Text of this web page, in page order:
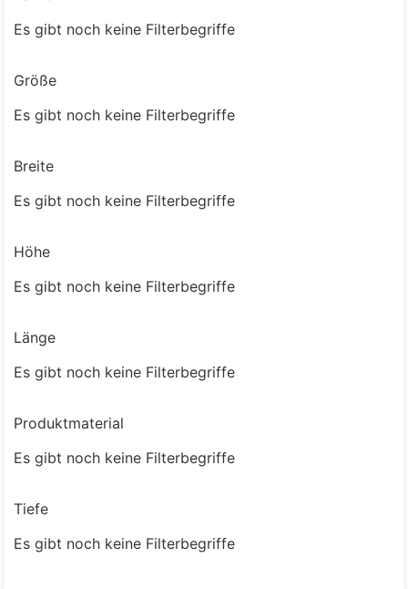
Es gibt noch keine Filterbegriffe
Größe
Es gibt noch keine Filterbegriffe
Breite
Es gibt noch keine Filterbegriffe
Höhe
Es gibt noch keine Filterbegriffe
Länge
Es gibt noch keine Filterbegriffe
Produktmaterial
Es gibt noch keine Filterbegriffe
Tiefe
Es gibt noch keine Filterbegriffe